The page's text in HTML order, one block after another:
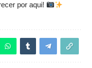
por aqui!